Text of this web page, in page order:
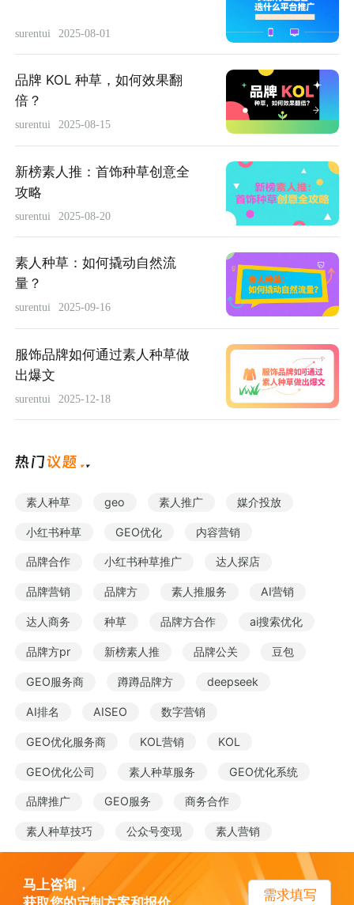
surentui 2025-08-01
品牌 KOL 种草，如何效果翻
倍？
surentui 2025-08-15
新榜素人推：首饰种草创意全
攻略
surentui 2025-08-20
素人种草：如何撬动自然流
量？
surentui 2025-09-16
服饰品牌如何通过素人种草做
出爆文
surentui 2025-12-18
素人种草 geo 素人推广 媒介投放
小红书种草 GEO优化 内容营销
品牌合作 小红书种草推广 达人探店
品牌营销 品牌方 素人推服务 AI营销
达人商务 种草 品牌方合作 ai搜索优化
品牌方pr 新榜素人推 品牌公关 豆包
GEO服务商 蹲蹲品牌方 deepseek
AI排名 AISEO 数字营销
GEO优化服务商 KOL营销 KOL
GEO优化公司 素人种草服务 GEO优化系统
品牌推广 GEO服务 商务合作
素人种草技巧 公众号变现 素人营销
马上咨询，
需求填写